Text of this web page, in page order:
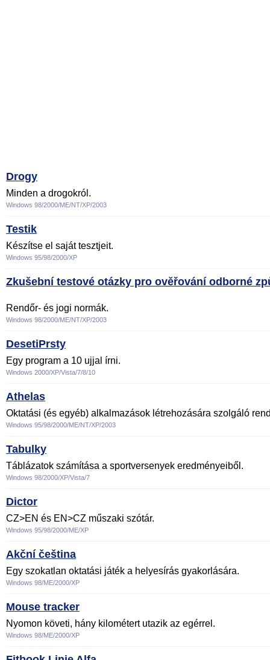
Drogy
Minden a drogokról.
Windows 98/2000/ME/NT/XP/2003
Testik
Készítse el saját tesztjeit.
Windows 95/98/2000/XP
Zkušební testové otázky pro ověřování odborné
Rendőr- és jogi normák.
Windows 98/2000/ME/NT/XP/2003
DesetiPrsty
Egy program a 10 ujjal írni.
Windows 2000/XP/Vista/7/8/10
Athelas
Oktatási (és egyéb) alkalmazások létrehozására szolgáló
Windows 95/98/2000/ME/NT/XP/2003
Tabulky
Táblázatok számítása a sportversenyek eredményeiből.
Windows 98/2000/XP/Vista/7
Dictor
CZ>EN és EN>CZ műszaki szótár.
Windows 95/98/2000/ME/XP
Akční čeština
Egy szokatlan oktatási játék a helyesírás gyakorlására.
Windows 98/ME/2000/XP
Mouse tracker
Nyomon követi, hány kilométert utazik az egérrel.
Windows 98/ME/2000/XP